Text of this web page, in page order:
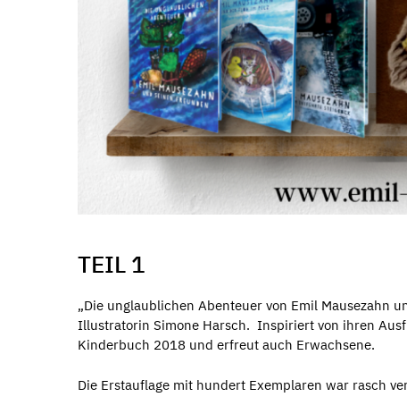
TEIL 1
„Die unglaublichen Abenteuer von Emil Mausezahn
Illustratorin Simone Harsch. Inspiriert von ihren
Kinderbuch 2018 und erfreut auch Erwachsene.
Die Erstauflage mit hundert Exemplaren war rasch